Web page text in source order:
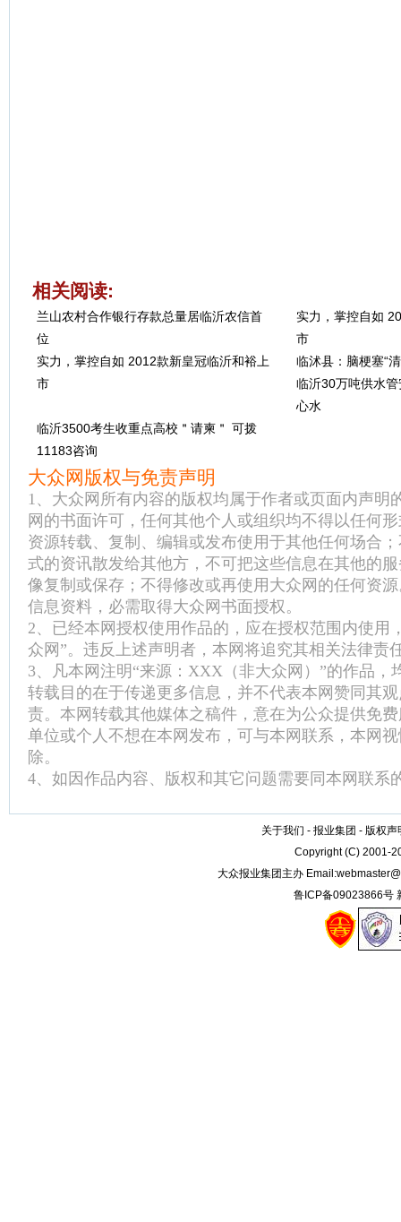
相关阅读:
兰山农村合作银行存款总量居临沂农信首
位
实力，掌控自如
市
实力，掌控自如 2012款新皇冠临沂和裕上
市
临沭县：脑梗塞“
临沂30万吨供水
心水
临沂3500考生收重点高校＂请柬＂ 可拨
11183咨询
大众网版权与免责声明
1、大众网所有内容的版权均属于作者或页面内声明
网的书面许可，任何其他个人或组织均不得以任何
资源转载、复制、编辑或发布使用于其他任何场合
式的资讯散发给其他方，不可把这些信息在其他的
像复制或保存；不得修改或再使用大众网的任何资
信息资料，必需取得大众网书面授权。
2、已经本网授权使用作品的，应在授权范围内使用
众网”。违反上述声明者，本网将追究其相关法律责
3、凡本网注明“来源：XXX（非大众网）”的作品，
转载目的在于传递更多信息，并不代表本网赞同其
责。本网转载其他媒体之稿件，意在为公众提供免
单位或个人不想在本网发布，可与本网联系，本网
除。
4、如因作品内容、版权和其它问题需要同本网联系
关于我们 - 报业集团 - 版权声
Copyright (C) 2001-
大众报业集团主办 Email:
鲁ICP备09023866号